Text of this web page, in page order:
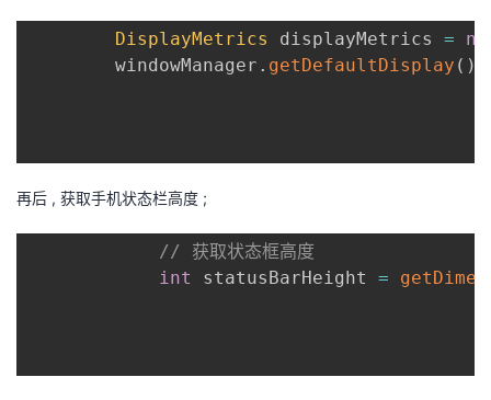
DisplayMetrics displayMetrics =
        windowManager
. getDefaultDisplay ( )
再后 , 获取手机状态栏高度 ;
// 获取状态框高度
int
statusBarHeight =